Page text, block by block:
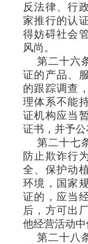
反法律、行
家推行的认
得妨碍社会
风尚。
第二十六
证的产品、
的跟踪调查
理体系不能
证机构应当
证书，并予公
第二十七
防止欺诈行
全、保护动
环境，国家
证的，应当
后，方可出
他经营活动中
第二十八